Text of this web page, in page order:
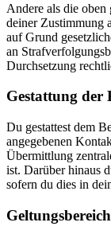
Andere als die
deiner Zustimmung
auf Grund
an
Durchsetzung
Gestattung
Du gestattest dem
angegebenen
Übermittlung
ist. Darüber hinaus
sofern du dies in